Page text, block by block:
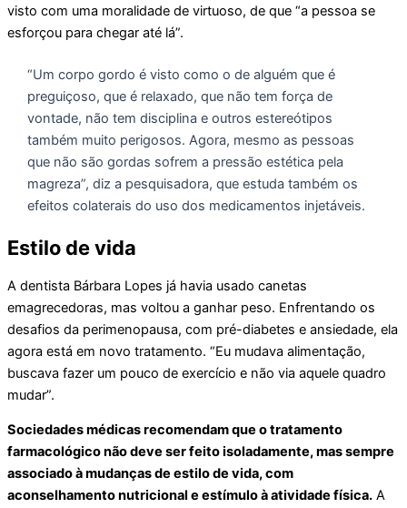
visto com uma moralidade de virtuoso, de que “a pessoa se
esforçou para chegar até lá”.
“Um corpo gordo é visto como o de alguém que é
preguiçoso, que é relaxado, que não tem força de
vontade, não tem disciplina e outros estereótipos
também muito perigosos. Agora, mesmo as pessoas
que não são gordas sofrem a pressão estética pela
magreza”, diz a pesquisadora, que estuda também os
efeitos colaterais do uso dos medicamentos injetáveis.
Estilo de vida
A dentista Bárbara Lopes já havia usado canetas
emagrecedoras, mas voltou a ganhar peso. Enfrentando os
desafios da perimenopausa, com pré-diabetes e ansiedade, ela
agora está em novo tratamento. “Eu mudava alimentação,
buscava fazer um pouco de exercício e não via aquele quadro
mudar”.
Sociedades médicas recomendam que o tratamento
farmacológico não deve ser feito isoladamente, mas sempre
associado à mudanças de estilo de vida, com
aconselhamento nutricional e estímulo à atividade física. A